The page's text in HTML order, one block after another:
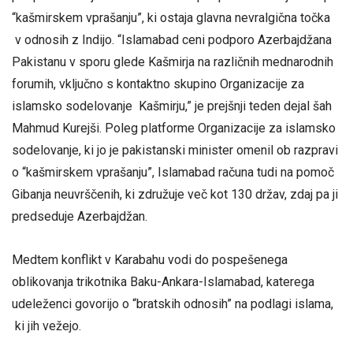
“kašmirskem vprašanju”, ki ostaja glavna nevralgična točka
v odnosih z Indijo. “Islamabad ceni podporo Azerbajdžana
Pakistanu v sporu glede Kašmirja na različnih mednarodnih
forumih, vključno s kontaktno skupino Organizacije za
islamsko sodelovanje Kašmirju,” je prejšnji teden dejal šah
Mahmud Kurejši. Poleg platforme Organizacije za islamsko
sodelovanje, ki jo je pakistanski minister omenil ob razpravi
o “kašmirskem vprašanju”, Islamabad računa tudi na pomoč
Gibanja neuvrščenih, ki združuje več kot 130 držav, zdaj pa ji
predseduje Azerbajdžan.
Medtem konflikt v Karabahu vodi do pospešenega
oblikovanja trikotnika Baku-Ankara-Islamabad, katerega
udeleženci govorijo o “bratskih odnosih” na podlagi islama,
ki jih vežejo.